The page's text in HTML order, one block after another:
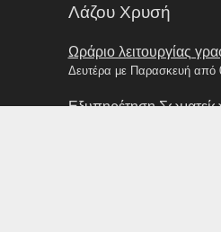
Λάζου Χρυσή
Ωράριο λειτουργίας
Δευτέρα με Παρασκευή από
Εξυπηρέτηση